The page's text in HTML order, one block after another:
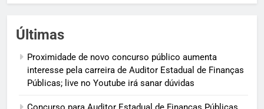
Últimas
Proximidade de novo concurso público aumenta
interesse pela carreira de Auditor Estadual de Finanças
Públicas; live no Youtube irá sanar dúvidas